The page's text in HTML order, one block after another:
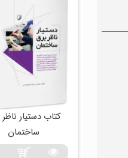
کتاب دستیار
ساختمان